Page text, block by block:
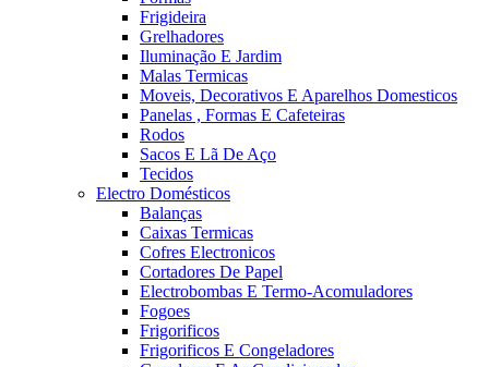
Frigideira
Grelhadores
Iluminação E Jardim
Malas Termicas
Moveis, Decorativos E Aparelhos Domesticos
Panelas , Formas E Cafeteiras
Rodos
Sacos E Lã De Aço
Tecidos
Electro Domésticos
Balanças
Caixas Termicas
Cofres Electronicos
Cortadores De Papel
Electrobombas E Termo-Acomuladores
Fogoes
Frigorificos
Frigorificos E Congeladores